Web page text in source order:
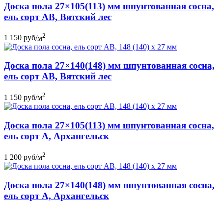
Доска пола 27×105(113) мм шпунтованная сосна,
ель сорт АB, Вятский лес
1 150 руб/м2
Доска пола 27×140(148) мм шпунтованная сосна,
ель сорт АВ, Вятский лес
1 150 руб/м2
Доска пола 27×105(113) мм шпунтованная сосна,
ель сорт А, Архангельск
1 200 руб/м2
Доска пола 27×140(148) мм шпунтованная сосна,
ель сорт А, Архангельск